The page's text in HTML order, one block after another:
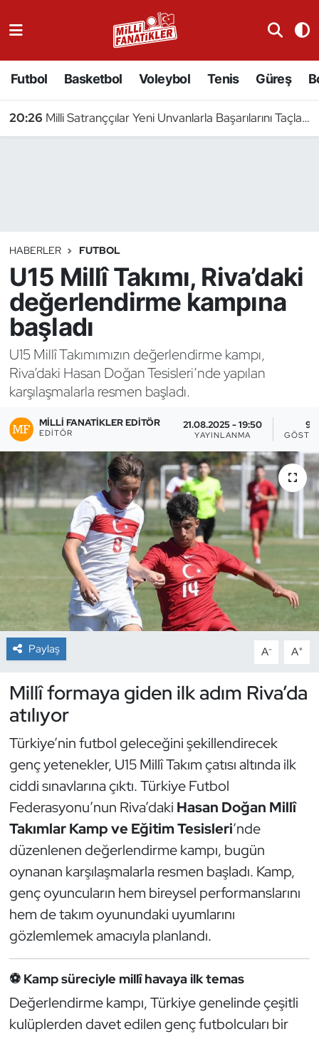
Futbol Basketbol Voleybol Tenis Güreş
20:26 Milli Satranççılar Yeni Unvanlarla Başarılarını Taçlandırdı
HABERLER FUTBOL
U15 Millî Takımı, Riva’daki
değerlendirme kampına
başladı
U15 Millî Takımımızın değerlendirme kampı,
Riva’daki Hasan Doğan Tesisleri’nde yapılan
karşılaşmalarla resmen başladı.
MILLI FANATIKLER EDITÖR
EDITÖR
21.08.2025 - 19:50
YAYINLANMA
9
Paylaş A- A+
Millî formaya giden ilk adım Riva’da
atılıyor
Türkiye’nin futbol geleceğini şekillendirecek
genç yetenekler, U15 Millî Takım çatısı altında ilk
ciddi sınavlarına çıktı. Türkiye Futbol
Federasyonu’nun Riva’daki Hasan Doğan Millî
Takımlar Kamp ve Eğitim Tesisleri’nde
düzenlenen değerlendirme kampı, bugün
oynanan karşılaşmalarla resmen başladı. Kamp,
genç oyuncuların hem bireysel performanslarını
hem de takım oyunundaki uyumlarını
gözlemlemek amacıyla planlandı.
⚽ Kamp süreciyle millî havaya ilk temas
Değerlendirme kampı, Türkiye genelinde çeşitli
kulüplerden davet edilen genç futbolcuları bir
Badminton
Binicilik
Bisiklet
Bocce Bowling Dart
Boks
Briç
Buz Hokeyi
Buz Pateni
Çim Hokeyi
Cimnastik
Curling
Dağcılık
Dövüş Sanatı
E-Spor
Eskrim
Futbol
Futsal
Genel
Golf
Güreş
Halter